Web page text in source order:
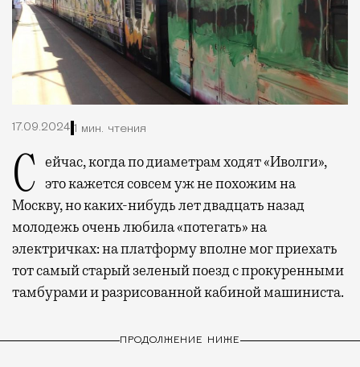
17.09.2024 1 мин. чтения
Сейчас, когда по диаметрам ходят «Иволги», это кажется совсем уж не похожим на
Москву, но каких-нибудь лет двадцать назад
молодежь очень любила «потегать» на
электричках: на платформу вполне мог приехать
тот самый старый зеленый поезд с прокуренными
тамбурами и разрисованной кабиной машиниста.
ПРОДОЛЖЕНИЕ НИЖЕ